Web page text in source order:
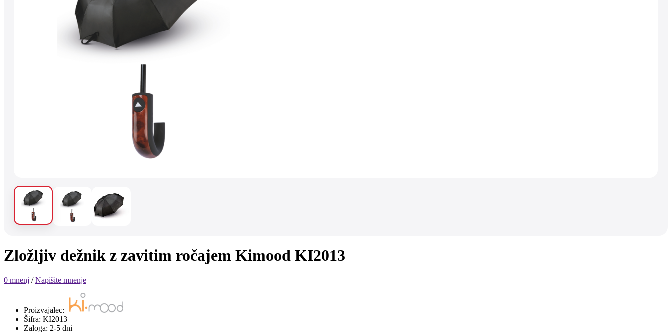
Zložljiv dežnik z zavitim ročajem Kimood KI2013
0 mnenj /Napišite mnenje
Proizvajalec:
Šifra: KI2013
Zaloga: 2-5 dni